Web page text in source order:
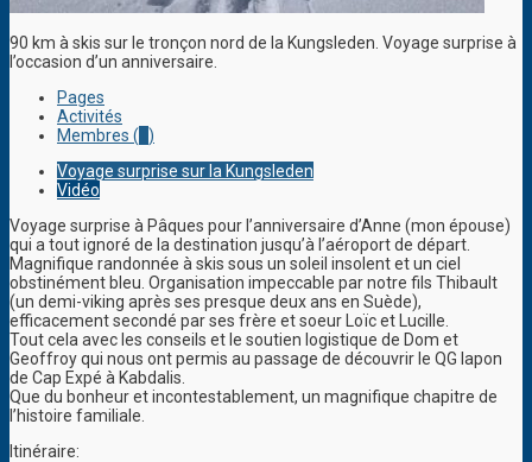
90 km à skis sur le tronçon nord de la Kungsleden. Voyage surprise à
l’occasion d’un anniversaire.
Pages
Activités
Membres ( )
Voyage surprise sur la Kungsleden
Vidéo
Voyage surprise à Pâques pour l’anniversaire d’Anne (mon épouse)
qui a tout ignoré de la destination jusqu’à l’aéroport de départ.
Magnifique randonnée à skis sous un soleil insolent et un ciel
obstinément bleu. Organisation impeccable par notre fils Thibault
(un demi-viking après ses presque deux ans en Suède),
efficacement secondé par ses frère et soeur Loïc et Lucille.
Tout cela avec les conseils et le soutien logistique de Dom et
Geoffroy qui nous ont permis au passage de découvrir le QG lapon
de Cap Expé à Kabdalis.
Que du bonheur et incontestablement, un magnifique chapitre de
l’histoire familiale.
Itinéraire: